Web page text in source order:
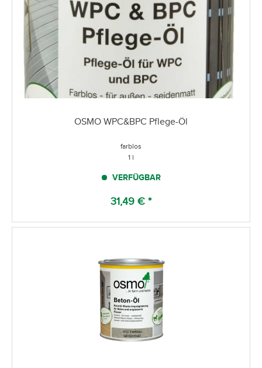
OSMO WPC&BPC Pflege-Öl
farblos
1 l
VERFÜGBAR
31,49 € *